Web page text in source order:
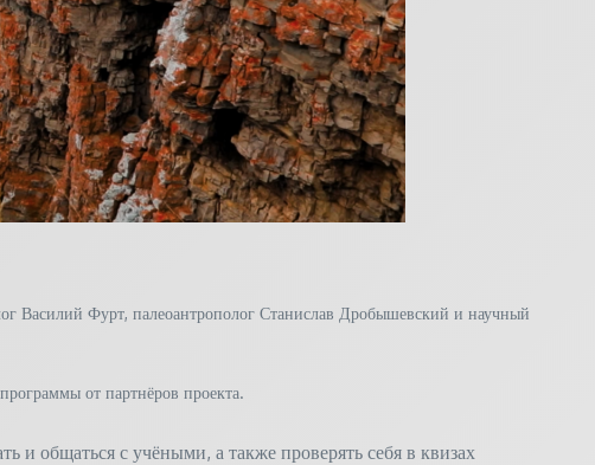
Василий Фурт, палеоантрополог Станислав Дробышевский и научный
от партнёров проекта.
общаться с учёными, а также проверять себя в квизах